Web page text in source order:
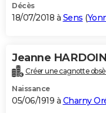
Décès
18/07/2018 à Sens (
Jeanne HARDOIN
Créer une cagnotte
Naissance
05/06/1919 à Charny